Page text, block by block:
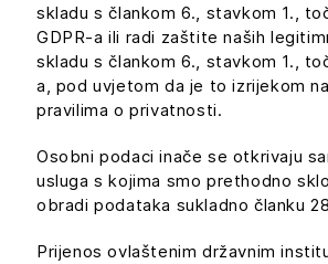
skladu s člankom 6., stavkom 1.,
GDPR-a ili radi zaštite naših
skladu s člankom 6., stavkom 1.,
a, pod uvjetom da je to izrijekom
pravilima o privatnosti.
Osobni podaci inače se otkrivaju
usluga s kojima smo prethodno
obradi podataka sukladno članku
Prijenos ovlaštenim državnim